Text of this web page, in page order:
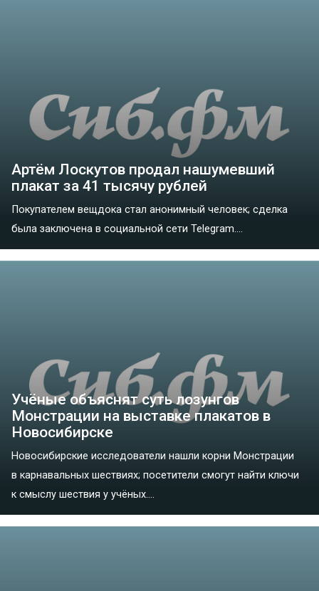
Артём Лоскутов продал нашумевший
плакат за 41 тысячу рублей
Покупателем вещдока стал анонимный человек; сделка
была заключена в социальной сети Telegram....
Учёные объяснят суть лозунгов
Монстрации на выставке плакатов в
Новосибирске
Новосибирские исследователи нашли корни Монстрации
в карнавальных шествиях; посетители смогут найти ключи
к смыслу шествия у учёных....